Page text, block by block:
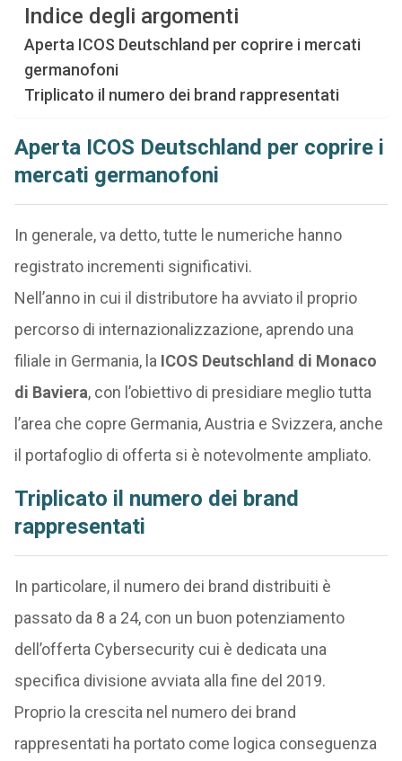
Indice degli argomenti
Aperta ICOS Deutschland per coprire i mercati
germanofoni
Triplicato il numero dei brand rappresentati
Aperta ICOS Deutschland per coprire i
mercati germanofoni
In generale, va detto, tutte le numeriche hanno
registrato incrementi significativi.
Nell’anno in cui il distributore ha avviato il proprio
percorso di internazionalizzazione, aprendo una
filiale in Germania, la ICOS Deutschland di Monaco
di Baviera, con l’obiettivo di presidiare meglio tutta
l’area che copre Germania, Austria e Svizzera, anche
il portafoglio di offerta si è notevolmente ampliato.
Triplicato il numero dei brand
rappresentati
In particolare, il numero dei brand distribuiti è
passato da 8 a 24, con un buon potenziamento
dell’offerta Cybersecurity cui è dedicata una
specifica divisione avviata alla fine del 2019.
Proprio la crescita nel numero dei brand
rappresentati ha portato come logica conseguenza